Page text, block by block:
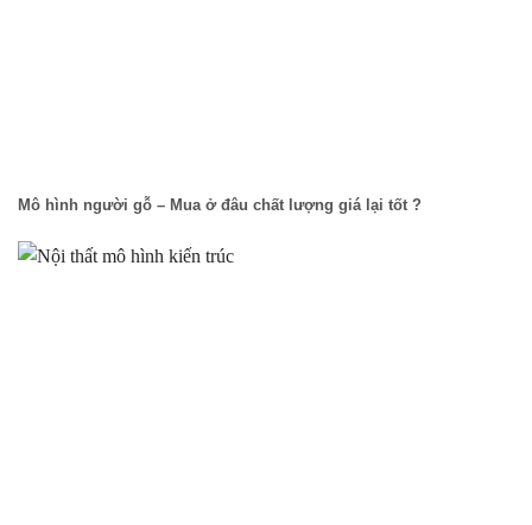
Mô hình người gỗ – Mua ở đâu chất lượng giá lại tốt ?